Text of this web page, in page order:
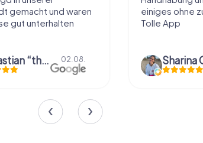
einiges ohne zu viel zu laufen!
Tolle App
Sharina Gühr 01.08.